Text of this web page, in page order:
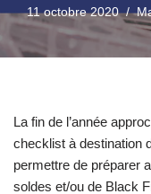
11 octobre 2020
La fin de l’année
checklist à destination
permettre de préparer
soldes et/ou de Black